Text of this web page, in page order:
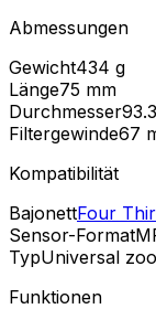
Abmessungen
Gewicht434 g
Länge75 mm
Durchmesser93.3
Filtergewinde67
Kompatibilität
BajonettFour
Sensor-Format
TypUniversal
Funktionen